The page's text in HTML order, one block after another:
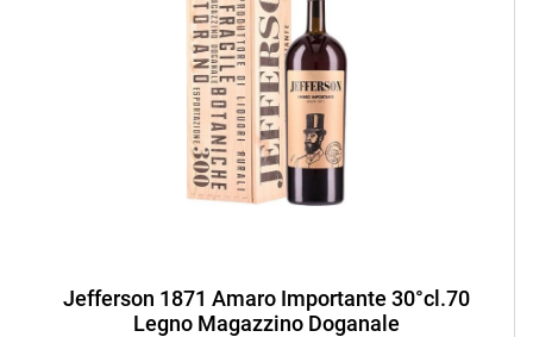
Jefferson 1871 Amaro Importante 30°cl.70
Legno Magazzino Doganale